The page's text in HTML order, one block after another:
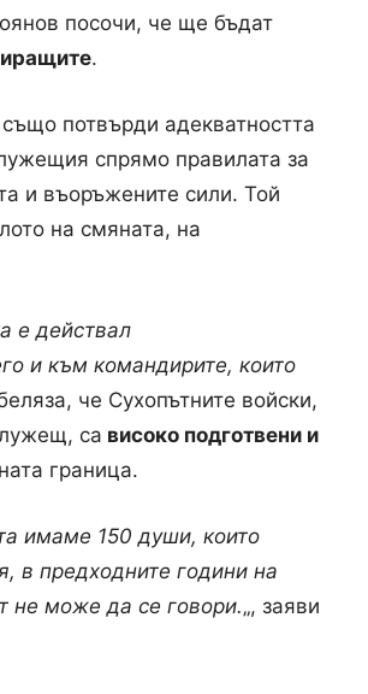
посочи, че ще бъдат
.
също потвърди адекватността
спрямо правилата за
и въоръжените сили. Той
на смяната, на
е действал
и към командирите, които
че Сухопътните войски,
са високо подготвени и
граница.
имаме 150 души, които
в предходните години на
не може да се говори.„, заяви